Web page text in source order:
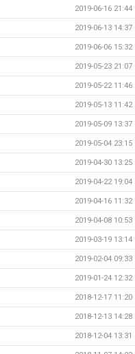
2019-06-16 21:44
2019-06-13 14:37
2019-06-06 15:32
2019-05-23 21:07
2019-05-22 11:46
2019-05-13 11:42
2019-05-09 13:37
2019-05-04 23:15
2019-04-30 13:25
2019-04-22 19:04
2019-04-16 11:32
2019-04-08 10:53
2019-03-19 13:14
2019-02-04 09:33
2019-01-24 12:32
2018-12-17 11:20
2018-12-13 14:28
2018-12-04 13:31